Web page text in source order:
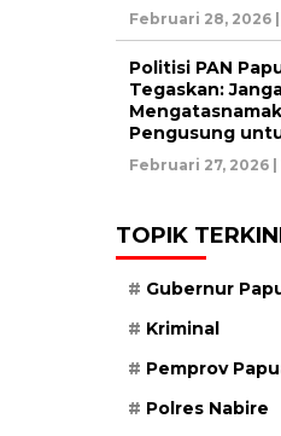
Februari 28, 2026 |
Politisi PAN
Tegaskan:
Pengusung
Februari 27, 2026 |
TOPIK
Gubernur
Kriminal
Pemprov
Polres Nabire